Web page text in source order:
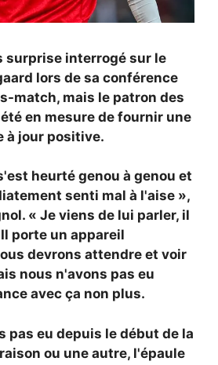
surprise interrogé sur le
lors de sa conférence
match, mais le patron des
en mesure de fournir une
à jour positive.
heurté genou à genou et
senti mal à l'aise »,
« Je viens de lui parler, il
porte un appareil
devrons attendre et voir
nous n'avons pas eu
avec ça non plus.
pas eu depuis le début de la
ou une autre, l'épaule